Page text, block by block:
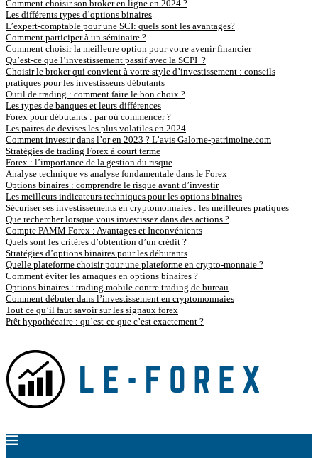
Comment choisir son broker en ligne en 2024 ?
Les différents types d’options binaires
L’expert-comptable pour une SCI: quels sont les avantages?
Comment participer à un séminaire ?
Comment choisir la meilleure option pour votre avenir financier
Qu’est-ce que l’investissement passif avec la SCPI ?
Choisir le broker qui convient à votre style d’investissement : conseils
pratiques pour les investisseurs débutants
Outil de trading : comment faire le bon choix ?
Les types de banques et leurs différences
Forex pour débutants : par où commencer ?
Les paires de devises les plus volatiles en 2024
Comment investir dans l’or en 2023 ? L’avis Galorne-patrimoine.com
Stratégies de trading Forex à court terme
Forex : l’importance de la gestion du risque
Analyse technique vs analyse fondamentale dans le Forex
Options binaires : comprendre le risque avant d’investir
Les meilleurs indicateurs techniques pour les options binaires
Sécuriser ses investissements en cryptomonnaies : les meilleures pratiques
Que rechercher lorsque vous investissez dans des actions ?
Compte PAMM Forex : Avantages et Inconvénients
Quels sont les critères d’obtention d’un crédit ?
Stratégies d’options binaires pour les débutants
Quelle plateforme choisir pour une plateforme en crypto-monnaie ?
Comment éviter les arnaques en options binaires ?
Options binaires : trading mobile contre trading de bureau
Comment débuter dans l’investissement en cryptomonnaies
Tout ce qu’il faut savoir sur les signaux forex
Prêt hypothécaire : qu’est-ce que c’est exactement ?